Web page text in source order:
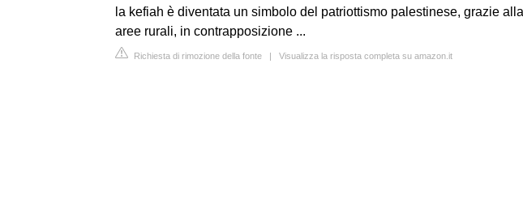
la kefiah è diventata un simbolo del patriottismo palestinese, grazie
aree rurali, in contrapposizione ...
Richiesta di rimozione della fonte | Visualizza la risposta completa su amazon.it